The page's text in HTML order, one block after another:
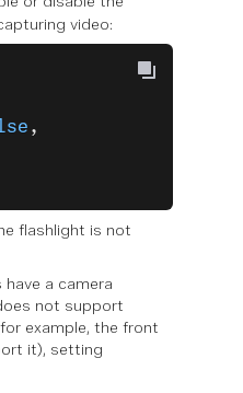
video:
,
flashlight is not
a camera
not support
example, the front
it), setting